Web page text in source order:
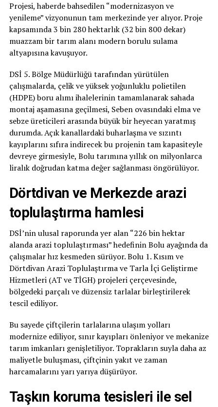
Projesi, haberde bahsedilen “modernizasyon ve
yenileme” vizyonunun tam merkezinde yer alıyor. Proje
kapsamında 3 bin 280 hektarlık (32 bin 800 dekar)
muazzam bir tarım alanı modern borulu sulama
altyapısına kavuşuyor.
DSİ 5. Bölge Müdürlüğü tarafından yürütülen
çalışmalarda, çelik ve yüksek yoğunluklu polietilen
(HDPE) boru alımı ihalelerinin tamamlanarak sahada
montaj aşamasına geçilmesi, Seben ovasındaki elma ve
sebze üreticileri arasında büyük bir heyecan yaratmış
durumda. Açık kanallardaki buharlaşma ve sızıntı
kayıplarını sıfıra indirecek bu projenin tam kapasiteyle
devreye girmesiyle, Bolu tarımına yıllık on milyonlarca
liralık doğrudan katma değer sağlanması öngörülüyor.
Dörtdivan ve Merkezde arazi
toplulaştırma hamlesi
DSİ’nin ulusal raporunda yer alan “226 bin hektar
alanda arazi toplulaştırması” hedefinin Bolu ayağında da
çalışmalar hız kesmeden sürüyor. Bolu 1. Kısım ve
Dörtdivan Arazi Toplulaştırma ve Tarla İçi Geliştirme
Hizmetleri (AT ve TİGH) projeleri çerçevesinde,
bölgedeki parçalı ve düzensiz tarlalar birleştirilerek
tescil ediliyor.
Bu sayede çiftçilerin tarlalarına ulaşım yolları
modernize ediliyor, sınır kayıpları önleniyor ve mekanize
tarım imkanları genişletiliyor. Toprakların suyla daha az
maliyetle buluşması, çiftçinin yakıt ve zaman
harcamalarını yarı yarıya düşürüyor.
Taşkın koruma tesisleri ile sel